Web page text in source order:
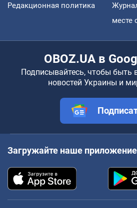
Редакционная политика
месте
OBOZ.UA в
Подписывайтесь, чтобы быть
новостей Украины и
Загружайте наше приложение